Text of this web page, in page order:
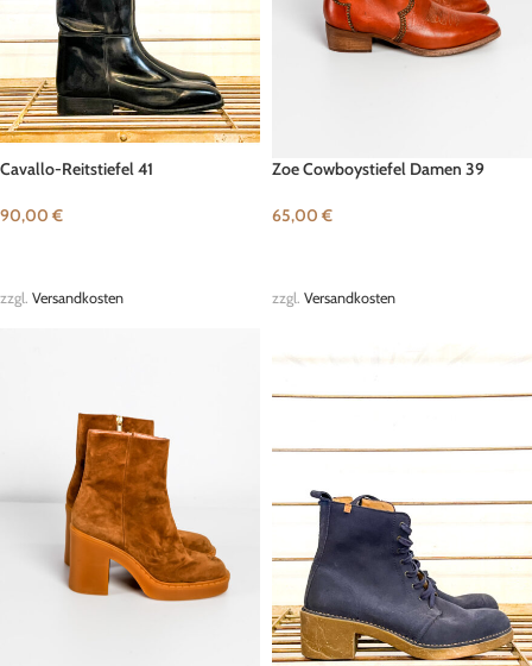
Cavallo-Reitstiefel 41
90,00 €
zzgl. Versandkosten
Zoe Cowboystiefel Damen 39
65,00 €
zzgl. Versandkosten